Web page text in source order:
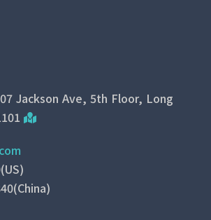
Jackson Ave, 5th Floor, Long